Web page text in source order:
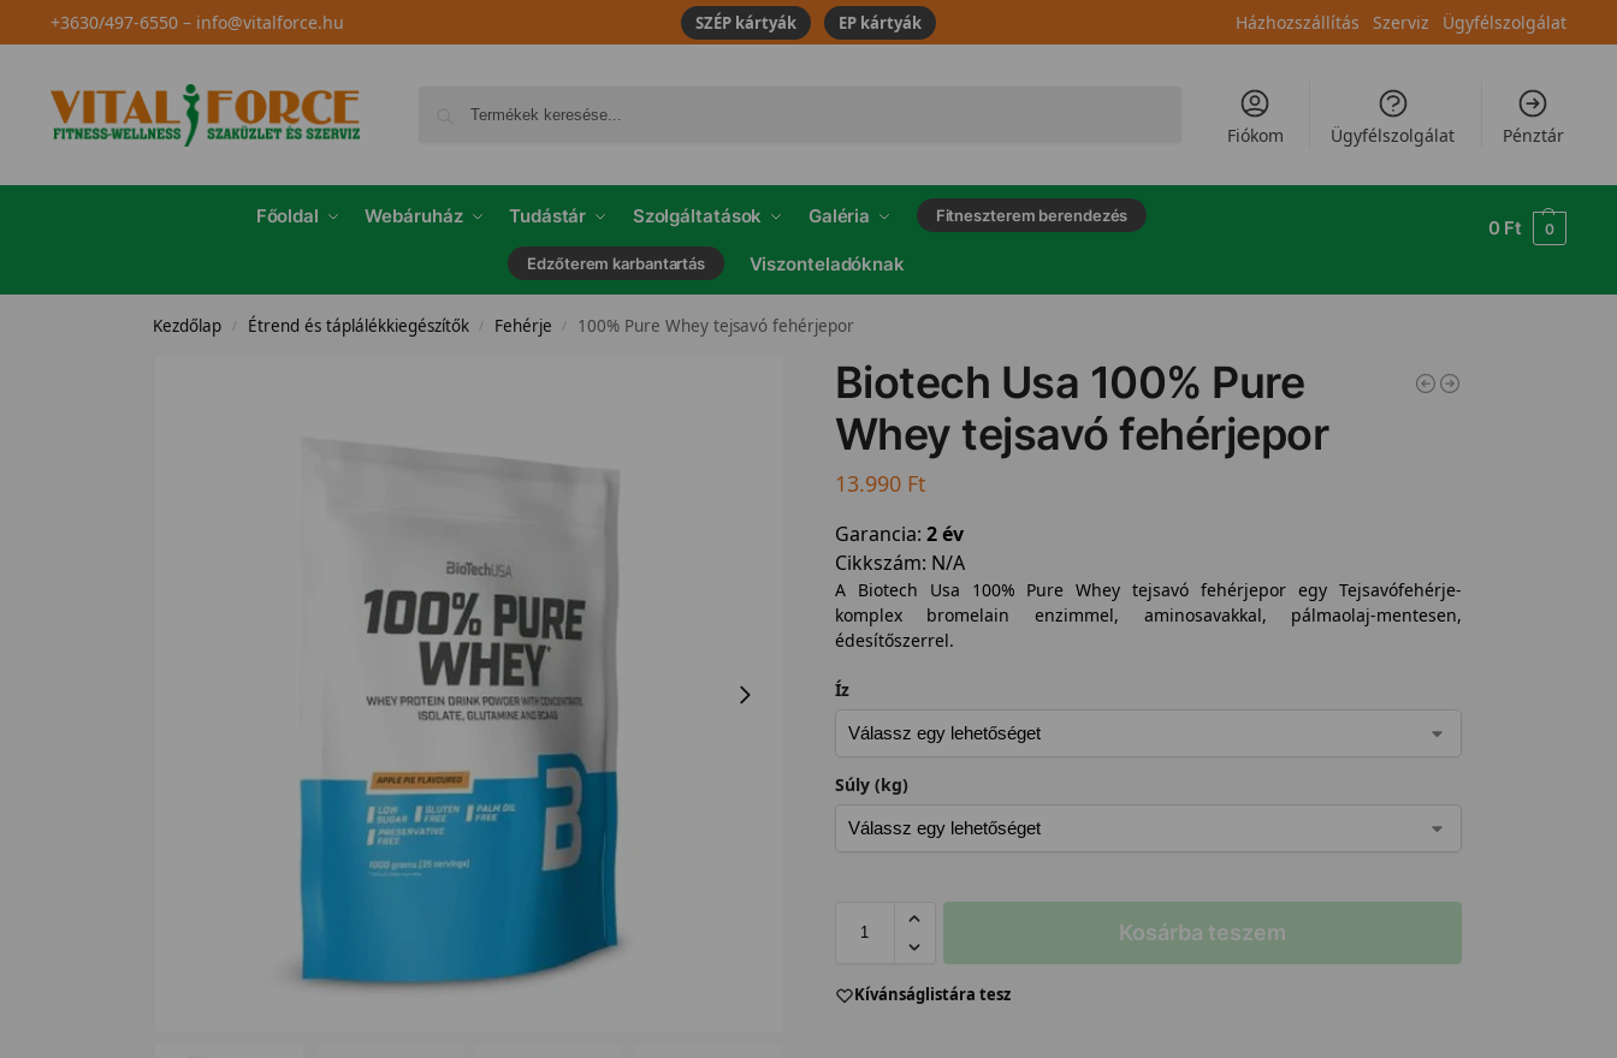
+3630/497-6550– info@vitalforce.hu SZÉP kártyák EP kártyák Házhozszállítás Szerviz Ügyfélszolgálat
Fiókom Ügyfélszolgálat Pénztár
Főoldal Webáruház Tudástár Szolgáltatások Galéria Fitneszterem berendezés
Edzőterem karbantartás Viszonteladóknak
0 Ft 0
Kezdőlap / Étrend és táplálékkiegészítők / Fehérje / 100% Pure Whey tejsavó fehérjepor
Biotech Usa 100% Pure
Whey tejsavó fehérjepor
13.990 Ft
Garancia: 2 év
Cikkszám: N/A
A Biotech Usa 100% Pure Whey tejsavó fehérjepor egy Tejsavófehérje-
komplex bromelain enzimmel, aminosavakkal, pálmaolaj-mentesen,
édesítőszerrel.
Íz
Súly (kg)
Kosárba teszem
Kívánságlistára tesz